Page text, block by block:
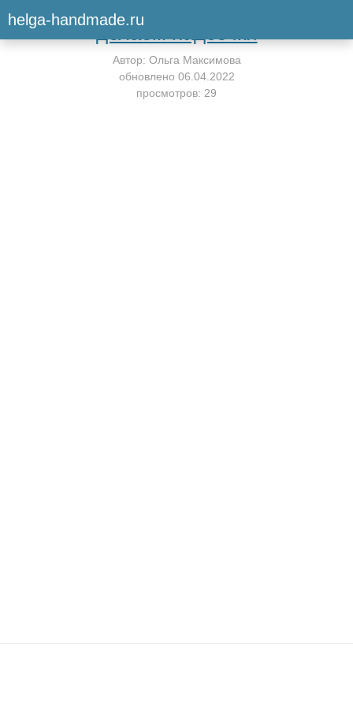
helga-handmade.ruВернуться к мастер-классу
делаем надсечки
Автор: Ольга Максимова
обновлено 06.04.2022
просмотров: 29